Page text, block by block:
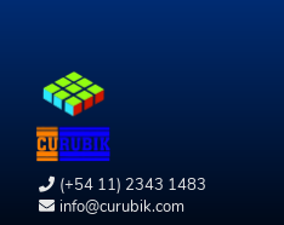
(+54 11) 2343 1483
info@curubik.com